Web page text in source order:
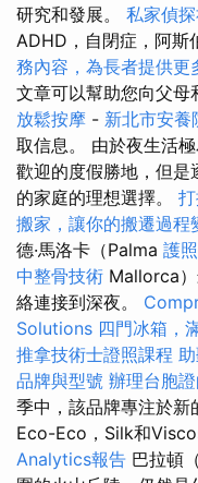
研究和發展。 私家偵
ADHD，自閉症，阿斯
務內容，為長者提供更
文章可以幫助您向父母
放鬆按摩 - 新北市安養
取信息。 由於夜生活
歡迎的度假勝地，但
的家庭的理想選擇。
搬家，讓你的搬遷過程
德·馬洛卡（Palma 護
中整骨技術 Mallorca
絡連接到深夜。
Solutions 四門冰箱，
推拿技術士證照課程
品牌與型號 辦理台胞
季中，該品牌專注於新
Eco-Eco，Silk和
Analytics報告 巴拉頓